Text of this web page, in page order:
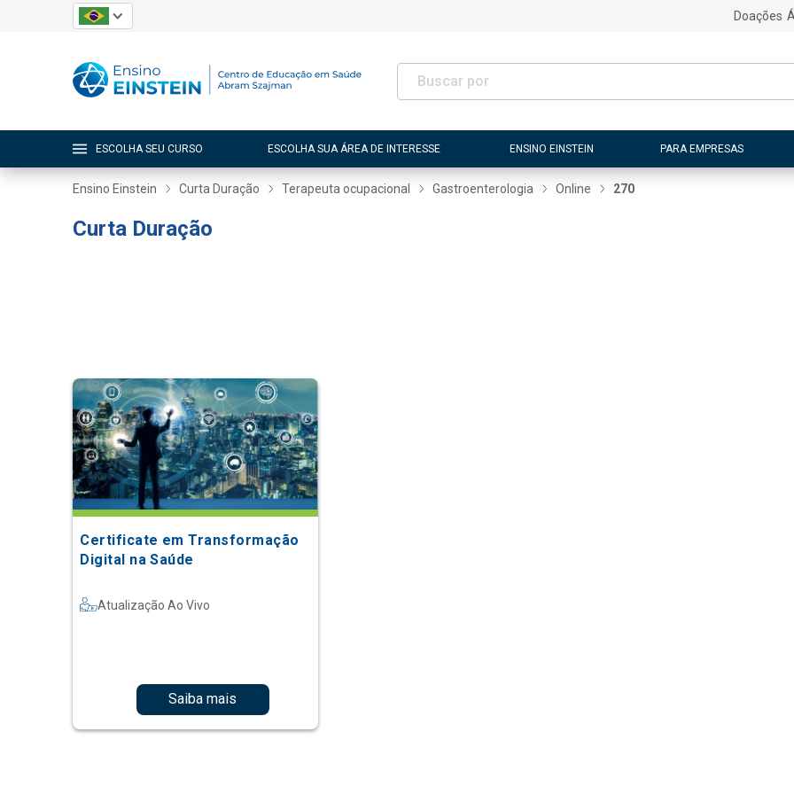
Doações
ESCOLHA SEU CURSO ESCOLHA SUA ÁREA DE INTERESSE ENSINO EINSTEIN PARA EMPRESAS
Ensino Einstein Curta Duração Terapeuta ocupacional Gastroenterologia Online 270
Curta Duração
Certificate em Transformação
Digital na Saúde
Atualização Ao Vivo
Saiba mais